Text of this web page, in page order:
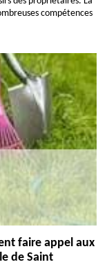
compétences
faire appel aux
de Saint